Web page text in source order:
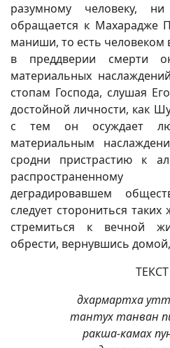
разумному человеку,
обращается к Махарадже
маниши, то есть человеком
в преддверии смерти
материальных
стопам Господа, слушая
достойной личности, как
с тем он осуждает
материальным
сродни пристрастию к
деградировавшем
следует сторониться
стремиться к вечной
обрести, вернувшись домой,
дхармартха
тантух танван
ракша-камах